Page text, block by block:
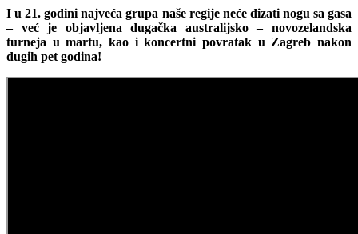
I u 21. godini najveća grupa naše regije neće dizati nogu sa gasa
– već je objavljena dugačka australijsko – novozelandska
turneja umartu, kao i koncertni povratak u Zagreb nakon
dugih pet godina!